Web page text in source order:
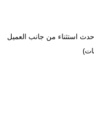
استثناء من جانب العميل